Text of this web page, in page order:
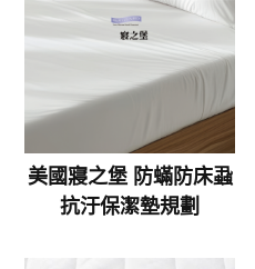
美國寢之堡 防蟎防床蝨
抗汙保潔墊規劃